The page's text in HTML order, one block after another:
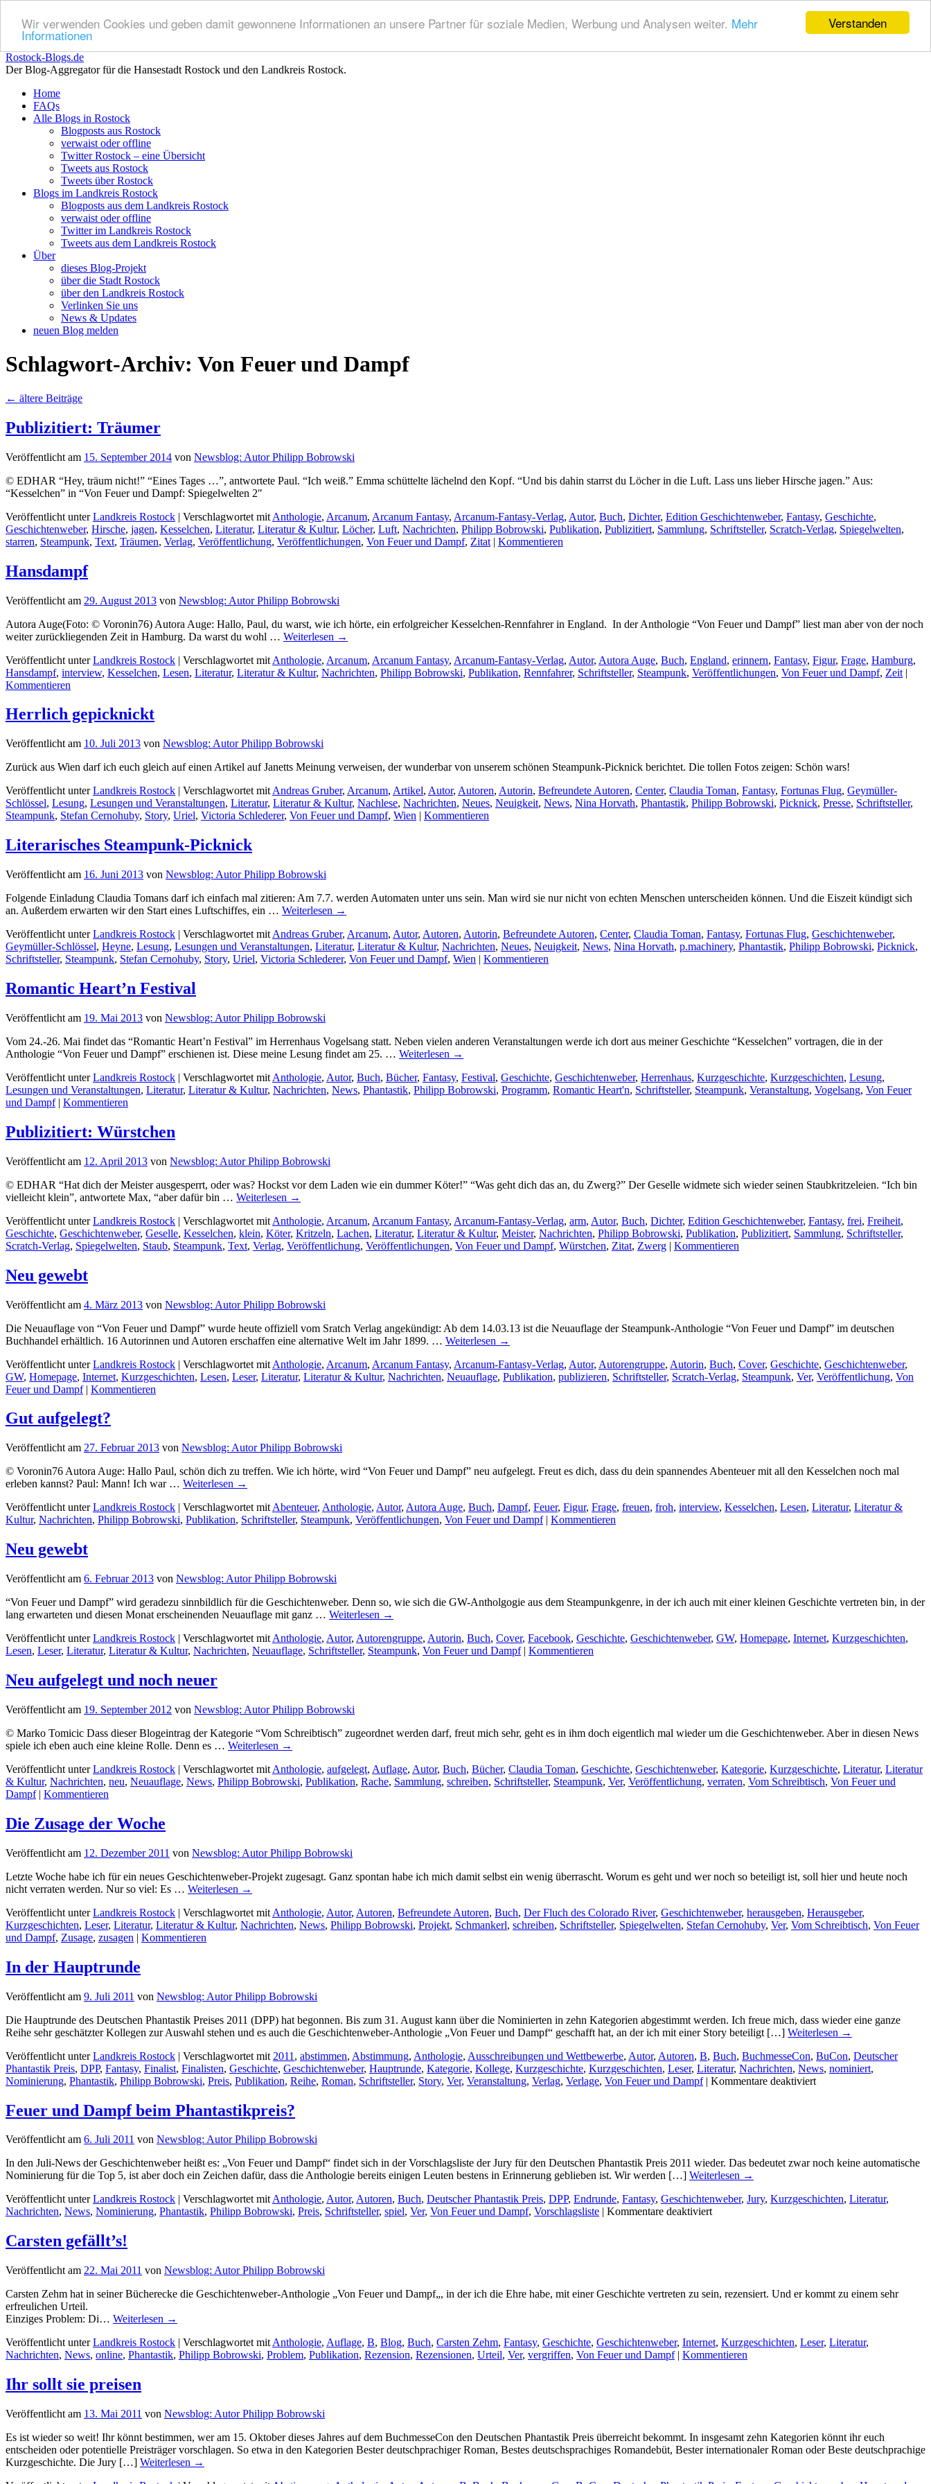
Verstanden
Wir verwenden Cookies und geben damit gewonnene Informationen an unsere Partner für soziale Medien, Werbung und Analysen weiter. Mehr
Informationen
Rostock-Blogs.de
Der Blog-Aggregator für die Hansestadt Rostock und den Landkreis Rostock.
Zum
Inhalt
springen
Home
FAQs
Alle Blogs in Rostock
Blogposts aus Rostock
verwaist oder offline
Twitter Rostock – eine Übersicht
Tweets aus Rostock
Tweets über Rostock
Blogs im Landkreis Rostock
Blogposts aus dem Landkreis Rostock
verwaist oder offline
Twitter im Landkreis Rostock
Tweets aus dem Landkreis Rostock
Über
dieses Blog-Projekt
über die Stadt Rostock
über den Landkreis Rostock
Verlinken Sie uns
News & Updates
neuen Blog melden
Schlagwort-Archiv: Von Feuer und Dampf
← ältere Beiträge
Publizitiert: Träumer
Veröffentlicht am 15. September 2014 von Newsblog: Autor Philipp Bobrowski
© EDHAR “Hey, träum nicht!” “Eines Tages …”, antwortete Paul. “Ich weiß.” Emma schüttelte lächelnd den Kopf. “Und bis dahin starrst du Löcher in die Luft. Lass uns lieber Hirsche jagen.” Aus:
“Kesselchen” in “Von Feuer und Dampf: Spiegelwelten 2″
Veröffentlicht unter Landkreis Rostock | Verschlagwortet mit Anthologie, Arcanum, Arcanum Fantasy, Arcanum-Fantasy-Verlag, Autor, Buch, Dichter, Edition Geschichtenweber, Fantasy, Geschichte,
Geschichtenweber, Hirsche, jagen, Kesselchen, Literatur, Literatur & Kultur, Löcher, Luft, Nachrichten, Philipp Bobrowski, Publikation, Publizitiert, Sammlung, Schriftsteller, Scratch-Verlag, Spiegelwelten,
starren, Steampunk, Text, Träumen, Verlag, Veröffentlichung, Veröffentlichungen, Von Feuer und Dampf, Zitat | Kommentieren
Hansdampf
Veröffentlicht am 29. August 2013 von Newsblog: Autor Philipp Bobrowski
Autora Auge(Foto: © Voronin76) Autora Auge: Hallo, Paul, du warst, wie ich hörte, ein erfolgreicher Kesselchen-Rennfahrer in England. In der Anthologie “Von Feuer und Dampf” liest man aber von der noch
weiter zurückliegenden Zeit in Hamburg. Da warst du wohl … Weiterlesen →
Veröffentlicht unter Landkreis Rostock | Verschlagwortet mit Anthologie, Arcanum, Arcanum Fantasy, Arcanum-Fantasy-Verlag, Autor, Autora Auge, Buch, England, erinnern, Fantasy, Figur, Frage, Hamburg,
Hansdampf, interview, Kesselchen, Lesen, Literatur, Literatur & Kultur, Nachrichten, Philipp Bobrowski, Publikation, Rennfahrer, Schriftsteller, Steampunk, Veröffentlichungen, Von Feuer und Dampf, Zeit |
Kommentieren
Herrlich gepicknickt
Veröffentlicht am 10. Juli 2013 von Newsblog: Autor Philipp Bobrowski
Zurück aus Wien darf ich euch gleich auf einen Artikel auf Janetts Meinung verweisen, der wunderbar von unserem schönen Steampunk-Picknick berichtet. Die tollen Fotos zeigen: Schön wars!
Veröffentlicht unter Landkreis Rostock | Verschlagwortet mit Andreas Gruber, Arcanum, Artikel, Autor, Autoren, Autorin, Befreundete Autoren, Center, Claudia Toman, Fantasy, Fortunas Flug, Geymüller-
Schlössel, Lesung, Lesungen und Veranstaltungen, Literatur, Literatur & Kultur, Nachlese, Nachrichten, Neues, Neuigkeit, News, Nina Horvath, Phantastik, Philipp Bobrowski, Picknick, Presse, Schriftsteller,
Steampunk, Stefan Cernohuby, Story, Uriel, Victoria Schlederer, Von Feuer und Dampf, Wien | Kommentieren
Literarisches Steampunk-Picknick
Veröffentlicht am 16. Juni 2013 von Newsblog: Autor Philipp Bobrowski
Folgende Einladung Claudia Tomans darf ich einfach mal zitieren: Am 7.7. werden Automaten unter uns sein. Man wird sie nur nicht von echten Menschen unterscheiden können. Und die Eiszeit kündigt sich
an. Außerdem erwarten wir den Start eines Luftschiffes, ein … Weiterlesen →
Veröffentlicht unter Landkreis Rostock | Verschlagwortet mit Andreas Gruber, Arcanum, Autor, Autoren, Autorin, Befreundete Autoren, Center, Claudia Toman, Fantasy, Fortunas Flug, Geschichtenweber,
Geymüller-Schlössel, Heyne, Lesung, Lesungen und Veranstaltungen, Literatur, Literatur & Kultur, Nachrichten, Neues, Neuigkeit, News, Nina Horvath, p.machinery, Phantastik, Philipp Bobrowski, Picknick,
Schriftsteller, Steampunk, Stefan Cernohuby, Story, Uriel, Victoria Schlederer, Von Feuer und Dampf, Wien | Kommentieren
Romantic Heart’n Festival
Veröffentlicht am 19. Mai 2013 von Newsblog: Autor Philipp Bobrowski
Vom 24.-26. Mai findet das “Romantic Heart’n Festival” im Herrenhaus Vogelsang statt. Neben vielen anderen Veranstaltungen werde ich dort aus meiner Geschichte “Kesselchen” vortragen, die in der
Anthologie “Von Feuer und Dampf” erschienen ist. Diese meine Lesung findet am 25. … Weiterlesen →
Veröffentlicht unter Landkreis Rostock | Verschlagwortet mit Anthologie, Autor, Buch, Bücher, Fantasy, Festival, Geschichte, Geschichtenweber, Herrenhaus, Kurzgeschichte, Kurzgeschichten, Lesung,
Lesungen und Veranstaltungen, Literatur, Literatur & Kultur, Nachrichten, News, Phantastik, Philipp Bobrowski, Programm, Romantic Heart'n, Schriftsteller, Steampunk, Veranstaltung, Vogelsang, Von Feuer
und Dampf | Kommentieren
Publizitiert: Würstchen
Veröffentlicht am 12. April 2013 von Newsblog: Autor Philipp Bobrowski
© EDHAR “Hat dich der Meister ausgesperrt, oder was? Hockst vor dem Laden wie ein dummer Köter!” “Was geht dich das an, du Zwerg?” Der Geselle widmete sich wieder seinen Staubkritzeleien. “Ich bin
vielleicht klein”, antwortete Max, “aber dafür bin … Weiterlesen →
Veröffentlicht unter Landkreis Rostock | Verschlagwortet mit Anthologie, Arcanum, Arcanum Fantasy, Arcanum-Fantasy-Verlag, arm, Autor, Buch, Dichter, Edition Geschichtenweber, Fantasy, frei, Freiheit,
Geschichte, Geschichtenweber, Geselle, Kesselchen, klein, Köter, Kritzeln, Lachen, Literatur, Literatur & Kultur, Meister, Nachrichten, Philipp Bobrowski, Publikation, Publizitiert, Sammlung, Schriftsteller,
Scratch-Verlag, Spiegelwelten, Staub, Steampunk, Text, Verlag, Veröffentlichung, Veröffentlichungen, Von Feuer und Dampf, Würstchen, Zitat, Zwerg | Kommentieren
Neu gewebt
Veröffentlicht am 4. März 2013 von Newsblog: Autor Philipp Bobrowski
Die Neuauflage von “Von Feuer und Dampf” wurde heute offiziell vom Sratch Verlag angekündigt: Ab dem 14.03.13 ist die Neuauflage der Steampunk-Anthologie “Von Feuer und Dampf” im deutschen
Buchhandel erhältlich. 16 Autorinnen und Autoren erschaffen eine alternative Welt im Jahr 1899. … Weiterlesen →
Veröffentlicht unter Landkreis Rostock | Verschlagwortet mit Anthologie, Arcanum, Arcanum Fantasy, Arcanum-Fantasy-Verlag, Autor, Autorengruppe, Autorin, Buch, Cover, Geschichte, Geschichtenweber,
GW, Homepage, Internet, Kurzgeschichten, Lesen, Leser, Literatur, Literatur & Kultur, Nachrichten, Neuauflage, Publikation, publizieren, Schriftsteller, Scratch-Verlag, Steampunk, Ver, Veröffentlichung, Von
Feuer und Dampf | Kommentieren
Gut aufgelegt?
Veröffentlicht am 27. Februar 2013 von Newsblog: Autor Philipp Bobrowski
© Voronin76 Autora Auge: Hallo Paul, schön dich zu treffen. Wie ich hörte, wird “Von Feuer und Dampf” neu aufgelegt. Freut es dich, dass du dein spannendes Abenteuer mit all den Kesselchen noch mal
erleben kannst? Paul: Mann! Ich war … Weiterlesen →
Veröffentlicht unter Landkreis Rostock | Verschlagwortet mit Abenteuer, Anthologie, Autor, Autora Auge, Buch, Dampf, Feuer, Figur, Frage, freuen, froh, interview, Kesselchen, Lesen, Literatur, Literatur &
Kultur, Nachrichten, Philipp Bobrowski, Publikation, Schriftsteller, Steampunk, Veröffentlichungen, Von Feuer und Dampf | Kommentieren
Neu gewebt
Veröffentlicht am 6. Februar 2013 von Newsblog: Autor Philipp Bobrowski
“Von Feuer und Dampf” wird geradezu sinnbildlich für die Geschichtenweber. Denn so, wie sich die GW-Antholgogie aus dem Steampunkgenre, in der ich auch mit einer kleinen Geschichte vertreten bin, in der
lang erwarteten und diesen Monat erscheinenden Neuauflage mit ganz … Weiterlesen →
Veröffentlicht unter Landkreis Rostock | Verschlagwortet mit Anthologie, Autor, Autorengruppe, Autorin, Buch, Cover, Facebook, Geschichte, Geschichtenweber, GW, Homepage, Internet, Kurzgeschichten,
Lesen, Leser, Literatur, Literatur & Kultur, Nachrichten, Neuauflage, Schriftsteller, Steampunk, Von Feuer und Dampf | Kommentieren
Neu aufgelegt und noch neuer
Veröffentlicht am 19. September 2012 von Newsblog: Autor Philipp Bobrowski
© Marko Tomicic Dass dieser Blogeintrag der Kategorie “Vom Schreibtisch” zugeordnet werden darf, freut mich sehr, geht es in ihm doch eigentlich mal wieder um die Geschichtenweber. Aber in diesen News
spiele ich eben auch eine kleine Rolle. Denn es … Weiterlesen →
Veröffentlicht unter Landkreis Rostock | Verschlagwortet mit Anthologie, aufgelegt, Auflage, Autor, Buch, Bücher, Claudia Toman, Geschichte, Geschichtenweber, Kategorie, Kurzgeschichte, Literatur, Literatur
& Kultur, Nachrichten, neu, Neuauflage, News, Philipp Bobrowski, Publikation, Rache, Sammlung, schreiben, Schriftsteller, Steampunk, Ver, Veröffentlichung, verraten, Vom Schreibtisch, Von Feuer und
Dampf | Kommentieren
Die Zusage der Woche
Veröffentlicht am 12. Dezember 2011 von Newsblog: Autor Philipp Bobrowski
Letzte Woche habe ich für ein neues Geschichtenweber-Projekt zugesagt. Ganz spontan habe ich mich damit selbst ein wenig überrascht. Worum es geht und wer noch so beteiligt ist, soll hier und heute noch
nicht verraten werden. Nur so viel: Es … Weiterlesen →
Veröffentlicht unter Landkreis Rostock | Verschlagwortet mit Anthologie, Autor, Autoren, Befreundete Autoren, Buch, Der Fluch des Colorado River, Geschichtenweber, herausgeben, Herausgeber,
Kurzgeschichten, Leser, Literatur, Literatur & Kultur, Nachrichten, News, Philipp Bobrowski, Projekt, Schmankerl, schreiben, Schriftsteller, Spiegelwelten, Stefan Cernohuby, Ver, Vom Schreibtisch, Von Feuer
und Dampf, Zusage, zusagen | Kommentieren
In der Hauptrunde
Veröffentlicht am 9. Juli 2011 von Newsblog: Autor Philipp Bobrowski
Die Hauptrunde des Deutschen Phantastik Preises 2011 (DPP) hat begonnen. Bis zum 31. August kann über die Nominierten in zehn Kategorien abgestimmt werden. Ich freue mich, dass wieder eine ganze
Reihe sehr geschätzter Kollegen zur Auswahl stehen und es auch die Geschichtenweber-Anthologie „Von Feuer und Dampf“ geschafft hat, an der ich mit einer Story beteiligt […] Weiterlesen →
Veröffentlicht unter Landkreis Rostock | Verschlagwortet mit 2011 , abstimmen, Abstimmung, Anthologie, Ausschreibungen und Wettbewerbe, Autor, Autoren, B, Buch, BuchmesseCon, BuCon, Deutscher
Phantastik Preis, DPP, Fantasy, Finalist, Finalisten, Geschichte, Geschichtenweber, Hauptrunde, Kategorie, Kollege, Kurzgeschichte, Kurzgeschichten, Leser, Literatur, Nachrichten, News, nominiert,
Nominierung, Phantastik, Philipp Bobrowski, Preis, Publikation, Reihe, Roman, Schriftsteller, Story, Ver, Veranstaltung, Verlag, Verlage, Von Feuer und Dampf | Kommentare deaktiviertfür
Feuer und Dampf beim Phantastikpreis?
Veröffentlicht am 6. Juli 2011 von Newsblog: Autor Philipp Bobrowski
In den Juli-News der Geschichtenweber heißt es: „Von Feuer und Dampf“ findet sich in der Vorschlagsliste der Jury für den Deutschen Phantastik Preis 2011 wieder. Das bedeutet zwar noch keine automatische
Nominierung für die Top 5, ist aber doch ein Zeichen dafür, dass die Anthologie bereits einigen Leuten bestens in Erinnerung geblieben ist. Wir werden […] Weiterlesen →
Veröffentlicht unter Landkreis Rostock | Verschlagwortet mitAnthologie, Autor, Autoren, Buch, Deutscher Phantastik Preis, DPP, Endrunde, Fantasy, Geschichtenweber, Jury, Kurzgeschichten, Literatur,
Nachrichten, News, Nominierung, Phantastik, Philipp Bobrowski, Preis, Schriftsteller, spiel, Ver, Von Feuer und Dampf, Vorschlagsliste | Kommentare deaktiviertfür
Carsten gefällt’s!
Veröffentlicht am 22. Mai 2011 von Newsblog: Autor Philipp Bobrowski
Carsten Zehm hat in seiner Bücherecke die Geschichtenweber-Anthologie „Von Feuer und Dampf„, in der ich die Ehre habe, mit einer Geschichte vertreten zu sein, rezensiert. Und er kommt zu einem sehr
erfreulichen Urteil.
Einziges Problem: Di… Weiterlesen →
Veröffentlicht unter Landkreis Rostock | Verschlagwortet mit Anthologie, Auflage, B, Blog, Buch, Carsten Zehm, Fantasy, Geschichte, Geschichtenweber, Internet, Kurzgeschichten, Leser, Literatur,
Nachrichten, News, online, Phantastik, Philipp Bobrowski, Problem, Publikation, Rezension, Rezensionen, Urteil, Ver, vergriffen, Von Feuer und Dampf | Kommentieren
Ihr sollt sie preisen
Veröffentlicht am 13. Mai 2011 von Newsblog: Autor Philipp Bobrowski
Es ist wieder so weit! Ihr könnt bestimmen, wer am 15. Oktober dieses Jahres auf dem BuchmesseCon den Deutschen Phantastik Preis überreicht bekommt. In insgesamt zehn Kategorien könnt ihr euch
entscheiden oder potentielle Preisträger vorschlagen. So etwa in den Kategorien Bester deutschprachiger Roman, Bestes deutschsprachiges Romandebüt, Bester internationaler Roman oder Beste deutschprachige
Kurzgeschichte. Die Jury […] Weiterlesen →